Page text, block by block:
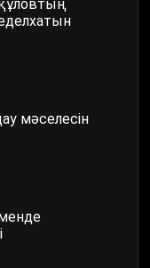
мәселесін